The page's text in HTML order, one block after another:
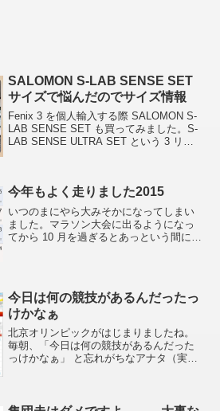
SALOMON S-LAB SENSE SET
サイズで悩んだのでサイズ情報
Fenix 3 を個人輸入する際 SALOMON S-
LAB SENSE SET も買ってみました。S-
LAB SENSE ULTRA SET という 3 リッ
今年もよく走りました2015
いつのまにやら大みそかになってしまい
ました。マラソン大会に出るようになっ
てから 10 月を過ぎるとあっという間に年
今日は何の競技があるんだったっ
けかなぁ
北京オリンピックがはじまりましたね。
毎朝、「今日は何の競技があるんだった
っけかなぁ」 と忘れがちなアナタ（実は